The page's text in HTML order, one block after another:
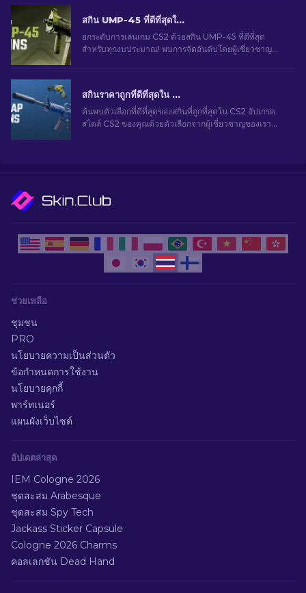
สกิน UMP-45 ที่ดีที่สุดใน CS2 สำหรับทุกงบประมาณ [2026]
ยกระดับการเล่นเกม CS2 ด้วยสกิน UMP-45 ที่ดีที่สุด
สำหรับทุกงบประมาณ! พบการจัดอันดับโดยผู้เชี่ยวชาญ
สกินราคาถูกที่ดีที่สุดใน CS2 [2026]
ค้นพบตัวเลือกที่ดีที่สุดของสกินที่ถูกที่สุดใน CS2 อัปเกรด
สไตล์ CS2 ของคุณด้วยตัวเลือกจากผู้เชี่ยวชาญของเรา
ช่วยเหลือ
ชุมชน
PRO
นโยบายความเป็นส่วนตัว
ข้อกำหนดการใช้งาน
นโยบายคุกกี้
พาร์ทเนอร์
แผนผังเว็บไซต์
อัปเดตล่าสุด
IEM Cologne 2026
ชุดสะสม Arabesque
ชุดสะสม Spy Tech
Jackass Sticker Capsule
Cologne 2026 Charms
คอลเลกชัน Dead Hand